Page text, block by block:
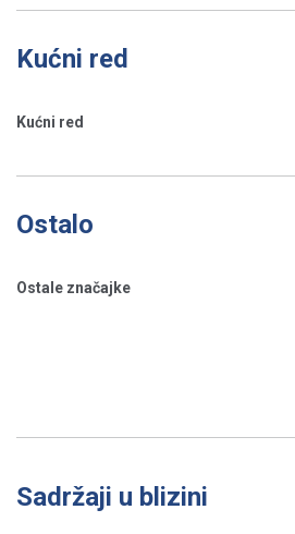
Kućni red
Kućni red
Ostalo
Ostale značajke
Sadržaji u blizini